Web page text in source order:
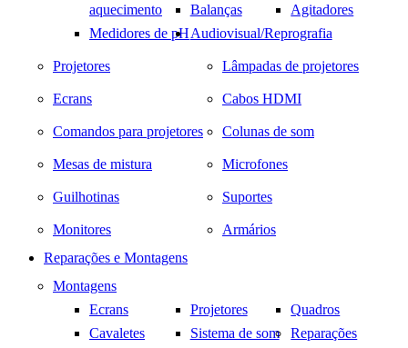
aquecimento
Balanças
Agitadores
Medidores de pHAudiovisual/Reprografia
Projetores Lâmpadas de projetores
Ecrans Cabos HDMI
Comandos para projetores Colunas de som
Mesas de mistura Microfones
Guilhotinas Suportes
Monitores
Armários
Reparações e Montagens
Montagens
Ecrans
Projetores
Quadros
Cavaletes
Sistema de som
Reparações